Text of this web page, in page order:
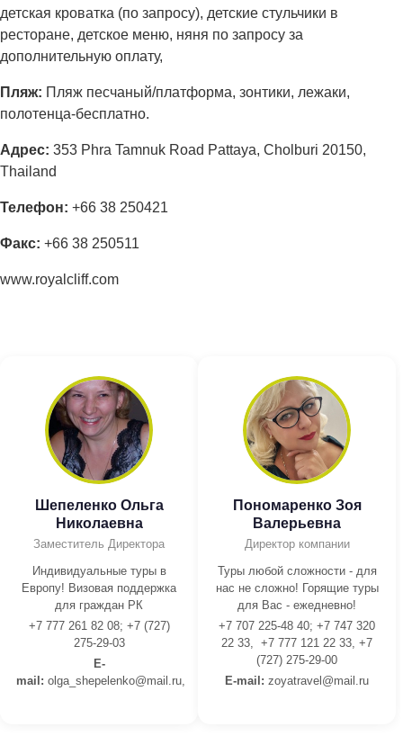
детская кроватка (по запросу), детские стульчики в
ресторане, детское меню, няня по запросу за
дополнительную оплату,
Пляж: Пляж песчаный/платформа, зонтики, лежаки,
полотенца-бесплатно.
Адрес: 353 Phra Tamnuk Road Pattaya, Cholburi 20150,
Thailand
Телефон: +66 38 250421
Факс: +66 38 250511
www.royalcliff.com
Шепеленко Ольга
Николаевна
Заместитель Директора
Индивидуальные туры в
Европу! Визовая поддержка
для граждан РК
+7 777 261 82 08; +7 (727)
275-29-03
E-
mail: olga_shepelenko@mail.ru,
Пономаренко Зоя
Валерьевна
Директор компании
Туры любой сложности - для
нас не сложно! Горящие туры
для Вас - ежедневно!
+7 707 225-48 40; +7 747 320
22 33, +7 777 121 22 33, +7
(727) 275-29-00
E-mail: zoyatravel@mail.ru